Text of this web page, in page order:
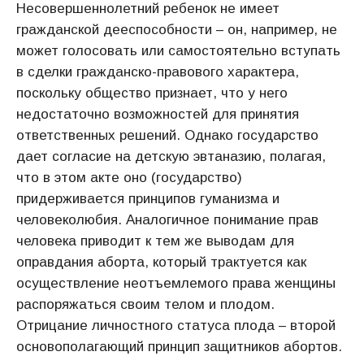
Несовершеннолетний ребенок не имеет
гражданской дееспособности – он, например, не
может голосовать или самостоятельно вступать
в сделки гражданско-правового характера,
поскольку общество признает, что у него
недостаточно возможностей для принятия
ответственных решений. Однако государство
дает согласие на детскую эвтаназию, полагая,
что в этом акте оно (государство)
придерживается принципов гуманизма и
человеколюбия. Аналогичное понимание прав
человека приводит к тем же выводам для
оправдания аборта, который трактуется как
осуществление неотъемлемого права женщины
распоряжаться своим телом и плодом.
Отрицание личностного статуса плода – второй
основополагающий принцип защитников абортов.